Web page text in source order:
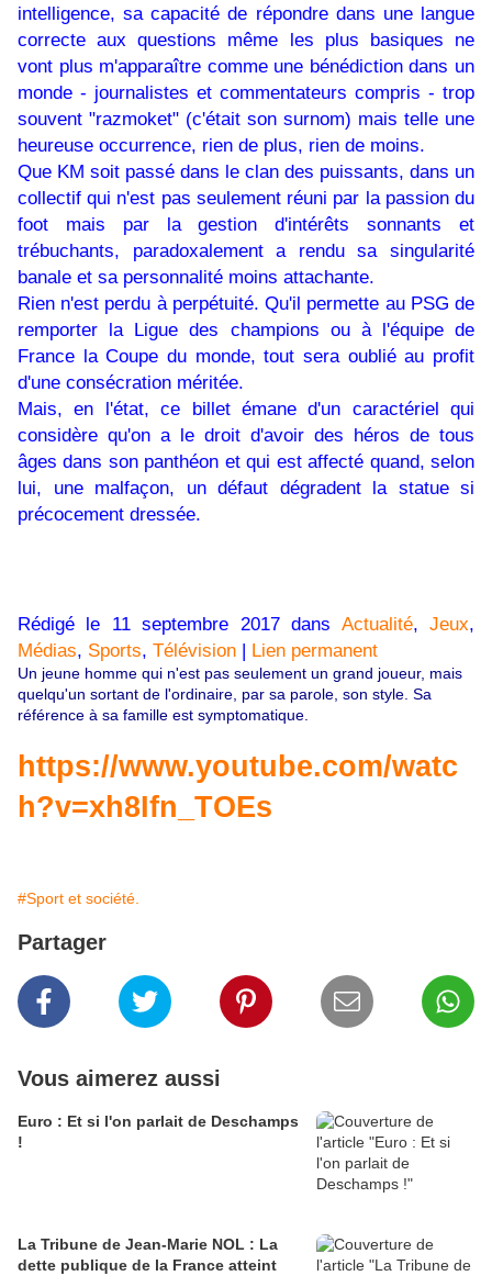
intelligence, sa capacité de répondre dans une langue
correcte aux questions même les plus basiques ne
vont plus m'apparaître comme une bénédiction dans un
monde - journalistes et commentateurs compris - trop
souvent "razmoket" (c'était son surnom) mais telle une
heureuse occurrence, rien de plus, rien de moins.
Que KM soit passé dans le clan des puissants, dans un
collectif qui n'est pas seulement réuni par la passion du
foot mais par la gestion d'intérêts sonnants et
trébuchants, paradoxalement a rendu sa singularité
banale et sa personnalité moins attachante.
Rien n'est perdu à perpétuité. Qu'il permette au PSG de
remporter la Ligue des champions ou à l'équipe de
France la Coupe du monde, tout sera oublié au profit
d'une consécration méritée.
Mais, en l'état, ce billet émane d'un caractériel qui
considère qu'on a le droit d'avoir des héros de tous
âges dans son panthéon et qui est affecté quand, selon
lui, une malfaçon, un défaut dégradent la statue si
précocement dressée.
Rédigé le 11 septembre 2017 dans Actualité,Jeux,
Médias, Sports, Télévision | Lien permanent
Un jeune homme qui n'est pas seulement un grand joueur, mais
quelqu'un sortant de l'ordinaire, par sa parole, son style. Sa
référence à sa famille est symptomatique.
https://www.youtube.com/watc
h?v=xh8Ifn_TOEs
#Sport et société.
Partager
Vous aimerez aussi
Euro : Et si l'on parlait de Deschamps
!
La Tribune de Jean-Marie NOL : La
dette publique de la France atteint